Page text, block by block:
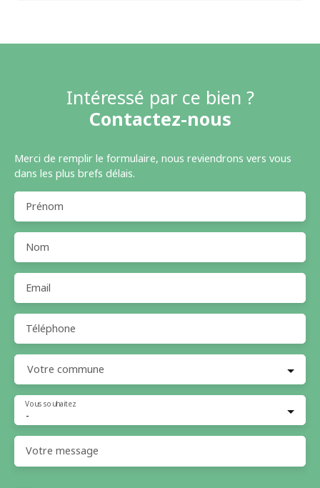
Intéressé par ce bien ?
Contactez-nous
Merci de remplir le formulaire, nous reviendrons vers vous
dans les plus brefs délais.
Prénom
Nom
Email
Téléphone
Votre commune
-
Vous souhaitez
Votre message